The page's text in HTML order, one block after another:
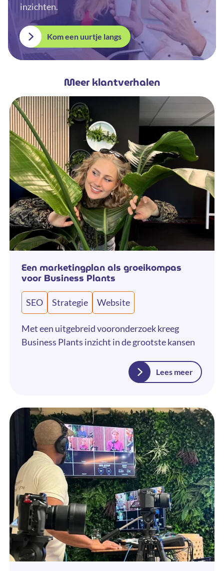
inzichten.
Kom een uurtje langs
Meer klantverhalen
Een marketingplan als groeikompas
voor Business Plants
SEO Strategie Website
Met een uitgebreid vooronderzoek kreeg
Business Plants inzicht in de grootste kansen
Lees meer